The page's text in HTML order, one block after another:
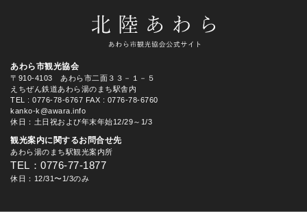
あわら市観光協会
〒910-4103 あわら市二面３３－１－５
えちぜん鉄道あわら湯のまち駅舎内
TEL
: 0776-78-6767 FAX : 0776-78-6760
kanko-k@awara.info
休日：土日祝および年末年始12/29～1/3
観光案内に関するお問合せ先
あわら湯のまち駅観光案内所
TEL：0776-77-1877
休日：12/31〜1/3のみ